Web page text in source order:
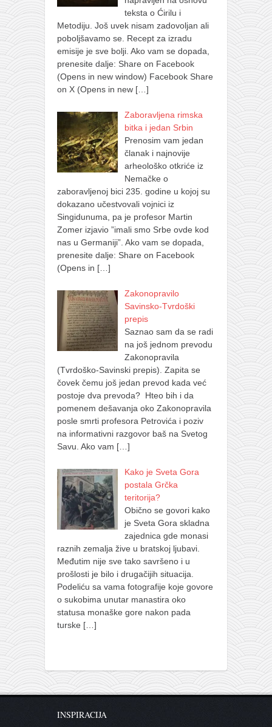
teksta o Ćirilu i
Metodiju. Još uvek nisam zadovoljan ali
poboljšavamo se. Recept za izradu
emisije je sve bolji. Ako vam se dopada,
prenesite dalje: Share on Facebook
(Opens in new window) Facebook Share
on X (Opens in new […]
Zaboravljena rimska
bitka i jedan Srbin
Prenosim vam jedan
članak i najnovije
arheološko otkriće iz
Nemačke o
zaboravljenoj bici 235. godine u kojoj su
dokazano učestvovali vojnici iz
Singidunuma, pa je profesor Martin
Zomer izjavio ”imali smo Srbe ovde kod
nas u Germaniji”. Ako vam se dopada,
prenesite dalje: Share on Facebook
(Opens in […]
Zakonopravilo
Savinsko-Tvrdoški
prepis
Saznao sam da se radi
na još jednom prevodu
Zakonopravila
(Tvrdoško-Savinski prepis). Zapita se
čovek čemu još jedan prevod kada već
postoje dva prevoda? Hteo bih i da
pomenem dešavanja oko Zakonopravila
posle smrti profesora Petrovića i poziv
na informativni razgovor baš na Svetog
Savu. Ako vam […]
Kako je Sveta Gora
postala Grčka
teritorija?
Obično se govori kako
je Sveta Gora skladna
zajednica gde monasi
raznih zemalja žive u bratskoj ljubavi.
Međutim nije sve tako savršeno i u
prošlosti je bilo i drugačijih situacija.
Podeliću sa vama fotografije koje govore
o sukobima unutar manastira oko
statusa monaške gore nakon pada
turske […]
INSPIRACIJA